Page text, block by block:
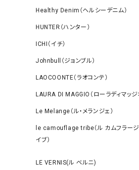
Healthy Denim（ヘルシーデニム）
HUNTER（ハンター）
ICHI（イチ）
Johnbull（ジョンブル）
LAOCOONTE（ラオコンテ）
LAURA DI MAGGIO（ローラディマッジ
Le Melange（ル・メランジェ）
le camouflage tribe（ル カムフラージ
イブ）
LE VERNIS(ル ベルニ)